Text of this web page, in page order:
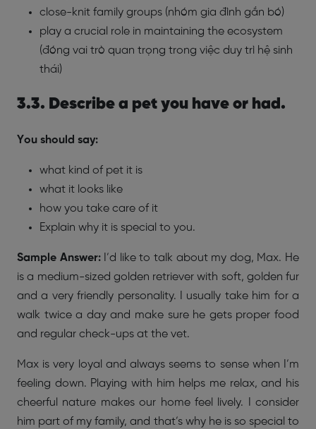
close-knit family groups (nhóm gia đình gắn bó)
play a crucial role in maintaining the ecosystem
(đóng vai trò quan trọng trong việc duy trì hệ sinh
thái)
3.3. Describe a pet you have or had.
You should say:
what kind of pet it is
what it looks like
how you take care of it
Explain why it is special to you.
Sample Answer: I’d like to talk about my dog, Max. He
is a medium-sized golden retriever with soft, golden fur
and a very friendly personality. I usually take him for a
walk twice a day and make sure he gets proper food
and regular check-ups at the vet.
Max is very loyal and always seems to sense when I’m
feeling down. Playing with him helps me relax, and his
cheerful nature makes our home feel lively. I consider
him part of my family, and that’s why he is so special to